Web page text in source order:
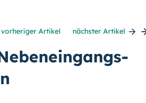
vorheriger Artikel nächster Artikel